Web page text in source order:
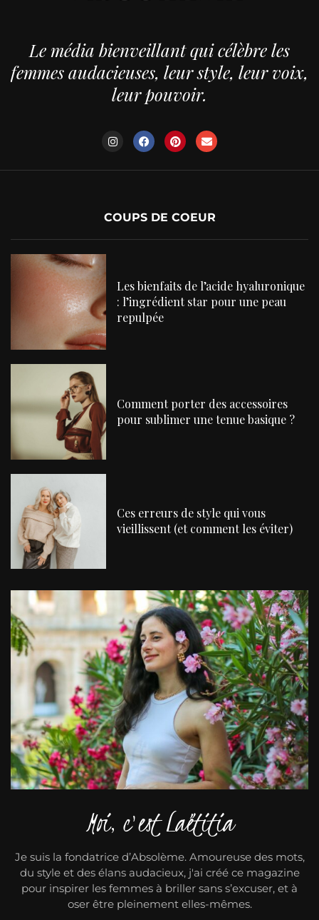
Le média bienveillant qui célèbre les
femmes audacieuses, leur style, leur voix,
leur pouvoir.
COUPS DE COEUR
Les bienfaits de l’acide hyaluronique
: l’ingrédient star pour une peau
repulpée
Comment porter des accessoires
pour sublimer une tenue basique ?
Ces erreurs de style qui vous
vieillissent (et comment les éviter)
Moi, c'est Laëtitia
Je suis la fondatrice d’Absolème. Amoureuse des mots,
du style et des élans audacieux, j'ai créé ce magazine
pour inspirer les femmes à briller sans s’excuser, et à
oser être pleinement elles-mêmes.